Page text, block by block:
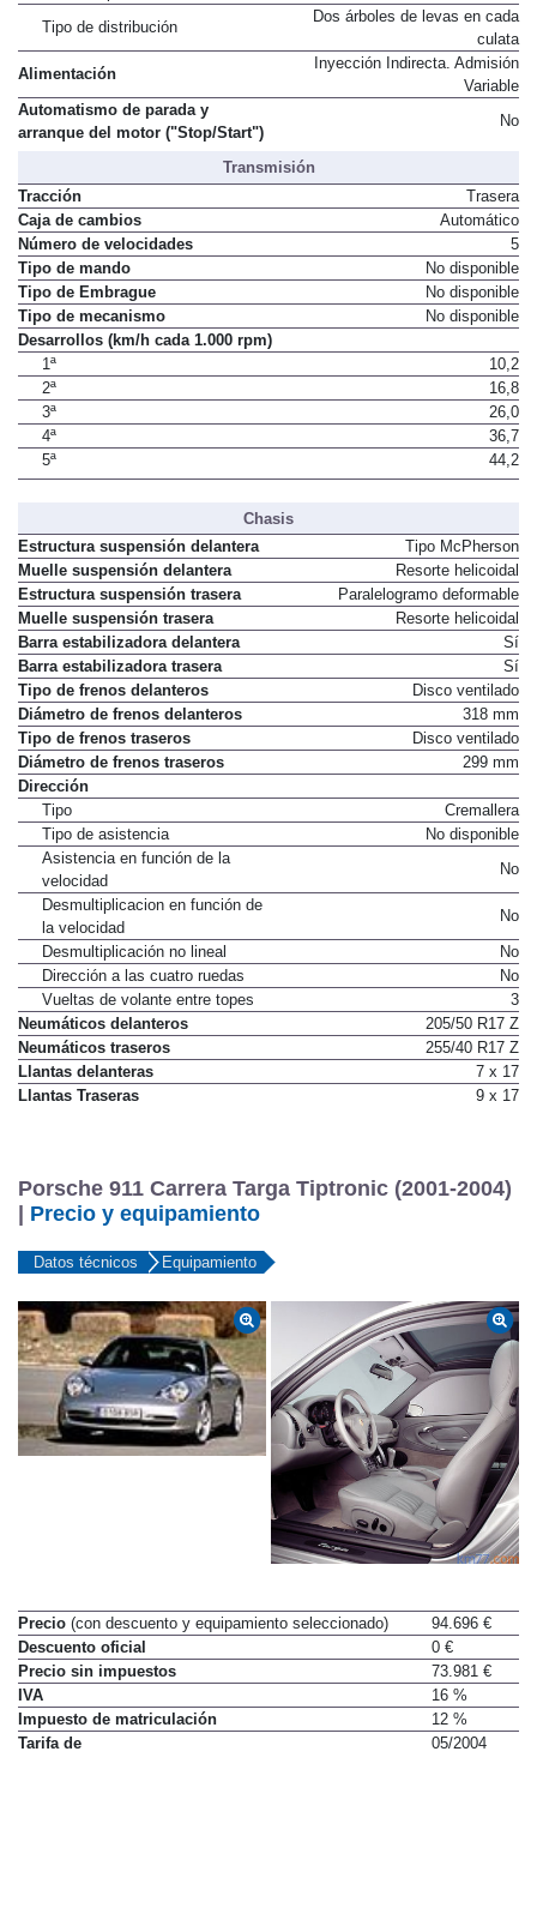
Tipo de distribución
Dos árboles de levas en cada
culata
Alimentación
Inyección Indirecta. Admisión
Variable
Automatismo de parada y
arranque del motor ("Stop/Start")
No
Transmisión
Tracción
Trasera
Caja de cambios
Automático
Número de velocidades
5
Tipo de mando
No disponible
Tipo de Embrague
No disponible
Tipo de mecanismo
No disponible
Desarrollos (km/h cada 1.000 rpm)
1ª
10,2
2ª
16,8
3ª
26,0
4ª
36,7
5ª
44,2
Chasis
Estructura suspensión delantera
Tipo McPherson
Muelle suspensión delantera
Resorte helicoidal
Estructura suspensión trasera
Paralelogramo deformable
Muelle suspensión trasera
Resorte helicoidal
Barra estabilizadora delantera
Sí
Barra estabilizadora trasera
Sí
Tipo de frenos delanteros
Disco ventilado
Diámetro de frenos delanteros
318 mm
Tipo de frenos traseros
Disco ventilado
Diámetro de frenos traseros
299 mm
Dirección
Tipo
Cremallera
Tipo de asistencia
No disponible
Asistencia en función de la
velocidad
No
Desmultiplicacion en función de
la velocidad
No
Desmultiplicación no lineal
No
Dirección a las cuatro ruedas
No
Vueltas de volante entre topes
3
Neumáticos delanteros
205/50 R17 Z
Neumáticos traseros
255/40 R17 Z
Llantas delanteras
7 x 17
Llantas Traseras
9 x 17
Porsche 911 Carrera Targa Tiptronic (2001-2004)
Precio y equipamiento
Datos técnicos Equipamiento
Precio (con descuento y equipamiento seleccionado)
94.696 €
Descuento oficial
0 €
Precio sin impuestos
73.981 €
IVA
16 %
Impuesto de matriculación
12 %
Tarifa de
05/2004